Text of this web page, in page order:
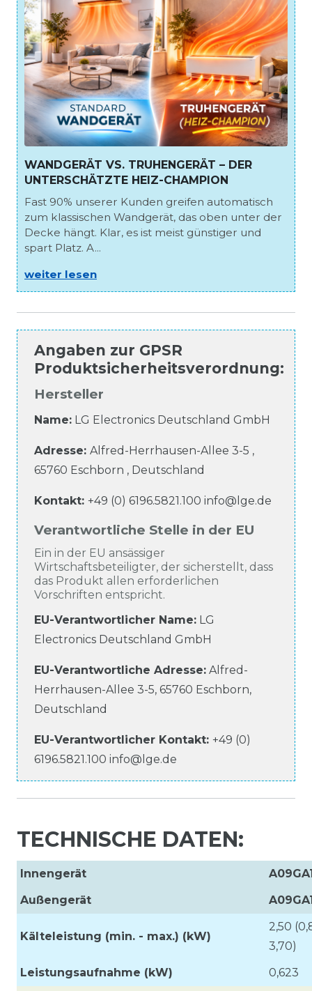
WANDGERÄT VS. TRUHENGERÄT – DER
UNTERSCHÄTZTE HEIZ-CHAMPION
Fast 90% unserer Kunden greifen automatisch
zum klassischen Wandgerät, das oben unter der
Decke hängt. Klar, es ist meist günstiger und
spart Platz. A...
weiter lesen
Angaben zur GPSR
Produktsicherheitsverordnung:
Hersteller
Name: LG Electronics Deutschland GmbH
Adresse: Alfred-Herrhausen-Allee 3-5 ,
65760 Eschborn , Deutschland
Kontakt: +49 (0) 6196.5821.100 info@lge.de
Verantwortliche Stelle in der EU
Ein in der EU ansässiger
Wirtschaftsbeteiligter, der sicherstellt, dass
das Produkt allen erforderlichen
Vorschriften entspricht.
EU-Verantwortlicher Name: LG
Electronics Deutschland GmbH
EU-Verantwortliche Adresse: Alfred-
Herrhausen-Allee 3-5, 65760 Eschborn,
Deutschland
EU-Verantwortlicher Kontakt: +49 (0)
6196.5821.100 info@lge.de
TECHNISCHE DATEN:
Innengerät
Außengerät
Kälteleistung (min. - max.) (kW)
2,50
3,70)
Leistungsaufnahme (kW) 0,623